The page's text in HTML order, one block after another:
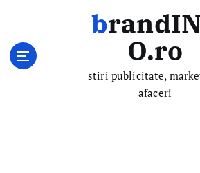
brandINF
O.ro
stiri publicitate,
afaceri